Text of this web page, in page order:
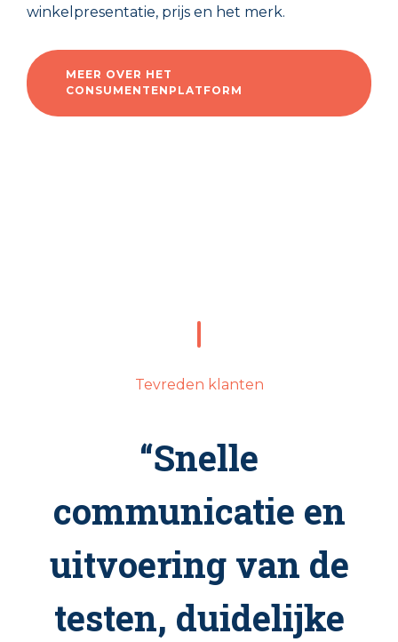
winkelpresentatie, prijs en het merk.
MEER OVER HET
CONSUMENTENPLATFORM
Tevreden klanten
“Bij Senso gebeurt
niets zonder goed
na te denken en dat
vind ik wel prettig.